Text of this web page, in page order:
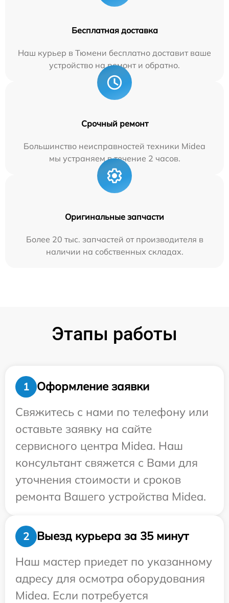
Бесплатная доставка
Наш курьер в Тюмени бесплатно доставит ваше
устройство на ремонт и обратно.
Срочный ремонт
Большинство неисправностей техники Midea
мы устраняем в течение 2 часов.
Оригинальные запчасти
Более 20 тыс. запчастей от производителя в
наличии на собственных складах.
Этапы работы
1
Оформление заявки
Свяжитесь с нами по телефону или
оставьте заявку на сайте
сервисного центра Midea. Наш
консультант свяжется с Вами для
уточнения стоимости и сроков
ремонта Вашего устройства Midea.
2
Выезд курьера за 35 минут
Наш мастер приедет по указанному
адресу для осмотра оборудования
Midea. Если потребуется